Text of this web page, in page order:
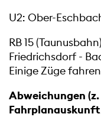
U2: Ober-
RB 15
Friedrichsdorf -
Einige Züge
Abweichungen